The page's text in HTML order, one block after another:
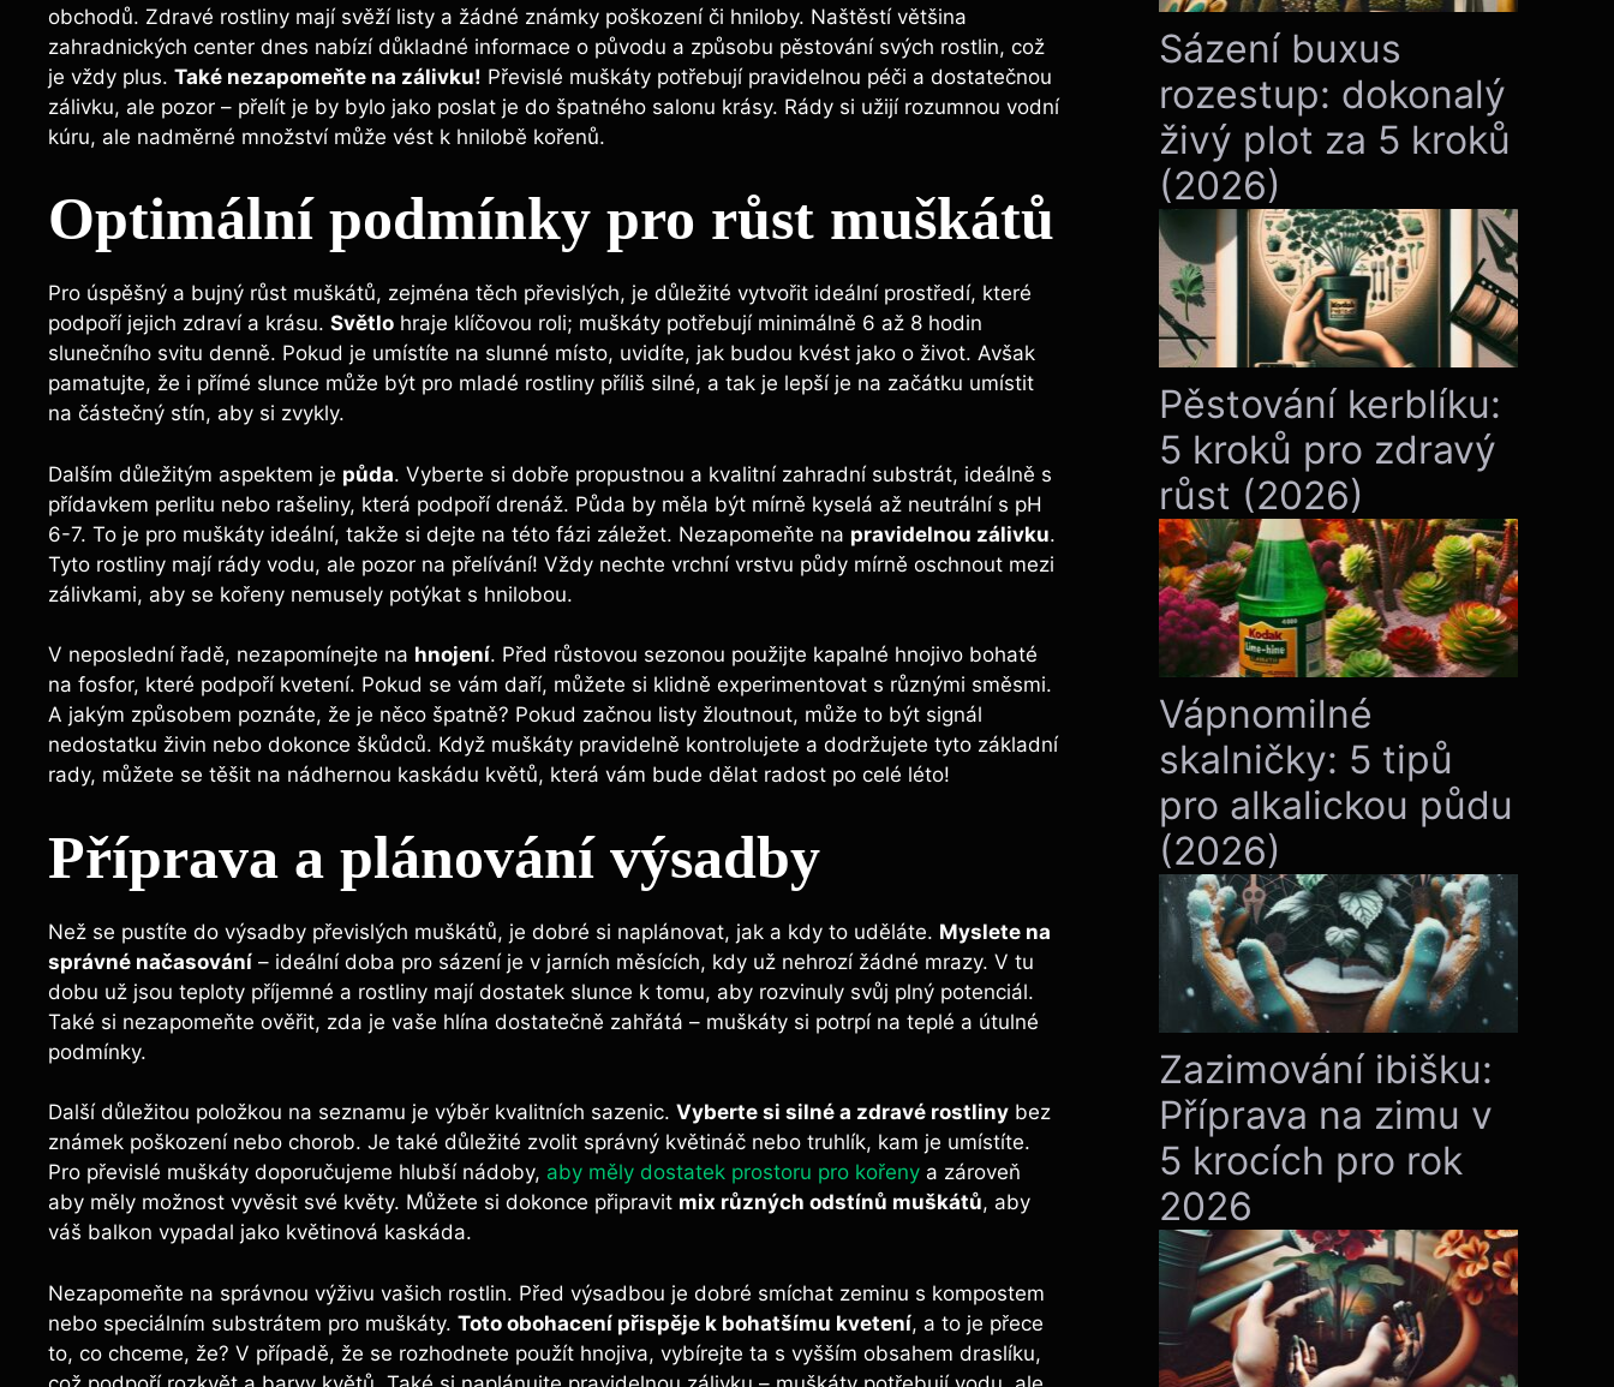
obchodů. Zdravé rostliny mají svěží listy a žádné známky poškození či hniloby. Naštěstí většina
zahradnických center dnes nabízí důkladné informace o původu a způsobu pěstování svých rostlin, což
je vždy plus. Také nezapomeňte na zálivku! Převislé muškáty potřebují pravidelnou péči a dostatečnou
zálivku, ale pozor – přelít je by bylo jako poslat je do špatného salonu krásy. Rády si užijí rozumnou vodní
kúru, ale nadměrné množství může vést k hnilobě kořenů.
Optimální podmínky pro růst muškátů
Pro úspěšný a bujný růst muškátů, zejména těch převislých, je důležité vytvořit ideální prostředí, které
podpoří jejich zdraví a krásu. Světlo hraje klíčovou roli; muškáty potřebují minimálně 6 až 8 hodin
slunečního svitu denně. Pokud je umístíte na slunné místo, uvidíte, jak budou kvést jako o život. Avšak
pamatujte, že i přímé slunce může být pro mladé rostliny příliš silné, a tak je lepší je na začátku umístit
na částečný stín, aby si zvykly.
Dalším důležitým aspektem je půda. Vyberte si dobře propustnou a kvalitní zahradní substrát, ideálně s
přídavkem perlitu nebo rašeliny, která podpoří drenáž. Půda by měla být mírně kyselá až neutrální s pH
6-7. To je pro muškáty ideální, takže si dejte na této fázi záležet. Nezapomeňte na pravidelnou zálivku.
Tyto rostliny mají rády vodu, ale pozor na přelívání! Vždy nechte vrchní vrstvu půdy mírně oschnout mezi
zálivkami, aby se kořeny nemusely potýkat s hnilobou.
V neposlední řadě, nezapomínejte na hnojení. Před růstovou sezonou použijte kapalné hnojivo bohaté
na fosfor, které podpoří kvetení. Pokud se vám daří, můžete si klidně experimentovat s různými směsmi.
A jakým způsobem poznáte, že je něco špatně? Pokud začnou listy žloutnout, může to být signál
nedostatku živin nebo dokonce škůdců. Když muškáty pravidelně kontrolujete a dodržujete tyto základní
rady, můžete se těšit na nádhernou kaskádu květů, která vám bude dělat radost po celé léto!
Příprava a plánování výsadby
Než se pustíte do výsadby převislých muškátů, je dobré si naplánovat, jak a kdy to uděláte. Myslete na
správné načasování – ideální doba pro sázení je v jarních měsících, kdy už nehrozí žádné mrazy. V tu
dobu už jsou teploty příjemné a rostliny mají dostatek slunce k tomu, aby rozvinuly svůj plný potenciál.
Také si nezapomeňte ověřit, zda je vaše hlína dostatečně zahřátá – muškáty si potrpí na teplé a útulné
podmínky.
Další důležitou položkou na seznamu je výběr kvalitních sazenic. Vyberte si silné a zdravé rostliny bez
známek poškození nebo chorob. Je také důležité zvolit správný květináč nebo truhlík, kam je umístíte.
Pro převislé muškáty doporučujeme hlubší nádoby, aby měly dostatek prostoru pro kořeny a zároveň
aby měly možnost vyvěsit své květy. Můžete si dokonce připravit mix různých odstínů muškátů, aby
váš balkon vypadal jako květinová kaskáda.
Nezapomeňte na správnou výživu vašich rostlin. Před výsadbou je dobré smíchat zeminu s kompostem
nebo speciálním substrátem pro muškáty. Toto obohacení přispěje k bohatšímu kvetení, a to je přece
to, co chceme, že? V případě, že se rozhodnete použít hnojiva, vybírejte ta s vyšším obsahem draslíku,
Sázení buxus
rozestup: dokonalý
živý plot za 5 kroků
(2026)
Pěstování kerblíku:
5 kroků pro zdravý
růst (2026)
Vápnomilné
skalničky: 5 tipů
pro alkalickou půdu
(2026)
Zazimování ibišku:
Příprava na zimu v
5 krocích pro rok
2026